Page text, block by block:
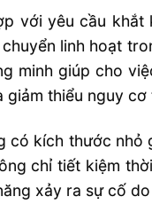
với yêu cầu
linh hoạt
minh giúp cho
thiểu nguy cơ
có kích thước
chỉ tiết kiệm
xảy ra sự cố